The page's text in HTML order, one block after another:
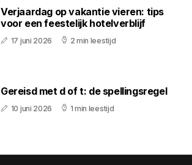
Verjaardag op vakantie vieren: tips
voor een feestelijk hotelverblijf
17 juni 2026 2 min leestijd
Gereisd met d of t: de spellingsregel
10 juni 2026 1 min leestijd